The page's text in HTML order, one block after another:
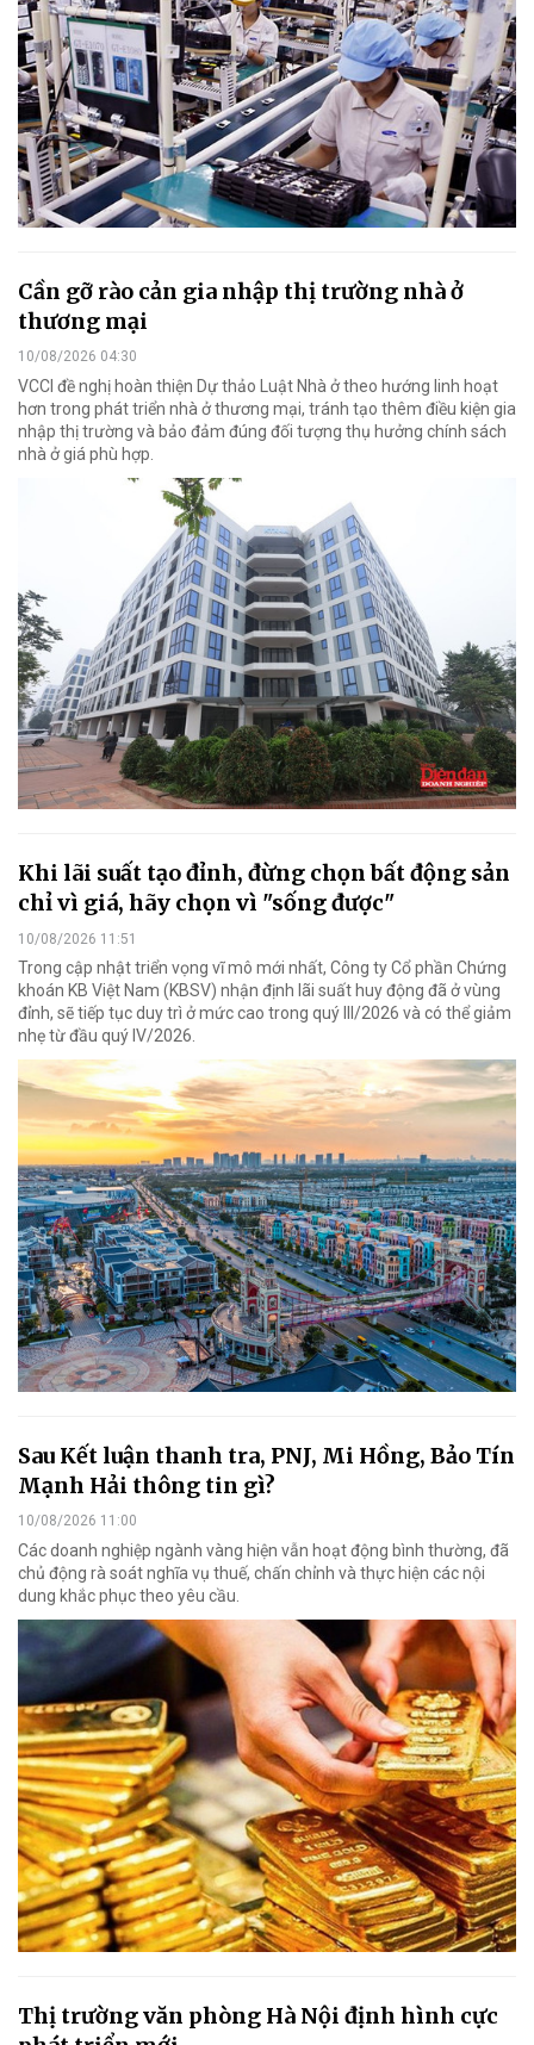
Cần gỡ rào cản gia nhập thị trường nhà ở
thương mại
10/08/2026 04:30
VCCI đề nghị hoàn thiện Dự thảo Luật Nhà ở theo hướng linh hoạt
hơn trong phát triển nhà ở thương mại, tránh tạo thêm điều kiện gia
nhập thị trường và bảo đảm đúng đối tượng thụ hưởng chính sách
nhà ở giá phù hợp.
Khi lãi suất tạo đỉnh, đừng chọn bất động sản
chỉ vì giá, hãy chọn vì "sống được"
10/08/2026 11:51
Trong cập nhật triển vọng vĩ mô mới nhất, Công ty Cổ phần Chứng
khoán KB Việt Nam (KBSV) nhận định lãi suất huy động đã ở vùng
đỉnh, sẽ tiếp tục duy trì ở mức cao trong quý III/2026 và có thể giảm
nhẹ từ đầu quý IV/2026.
Sau Kết luận thanh tra, PNJ, Mi Hồng, Bảo Tín
Mạnh Hải thông tin gì?
10/08/2026 11:00
Các doanh nghiệp ngành vàng hiện vẫn hoạt động bình thường, đã
chủ động rà soát nghĩa vụ thuế, chấn chỉnh và thực hiện các nội
dung khắc phục theo yêu cầu.
Thị trường văn phòng Hà Nội định hình cực